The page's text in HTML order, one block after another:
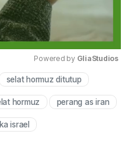
Mute
Powered by GliaStudios
selat hormuz ditutup
hormuz perang as iran
israel